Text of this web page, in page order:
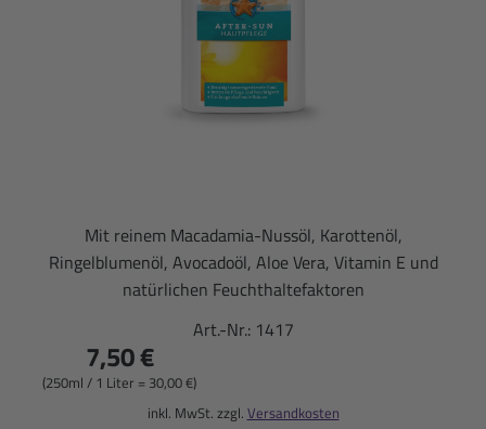
Mit reinem Macadamia-Nussöl, Karottenöl,
Ringelblumenöl, Avocadoöl, Aloe Vera, Vitamin E und
natürlichen Feuchthaltefaktoren
Art.-Nr.: 1417
7,50 €
(250ml / 1 Liter = 30,00 €)
inkl. MwSt. zzgl. Versandkosten